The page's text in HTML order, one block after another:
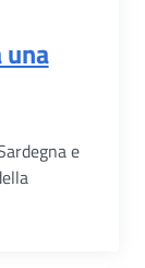
e